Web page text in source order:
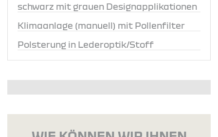
schwarz mit grauen Designapplikationen
Klimaanlage (manuell) mit Pollenfilter
Polsterung in Lederoptik/Stoff